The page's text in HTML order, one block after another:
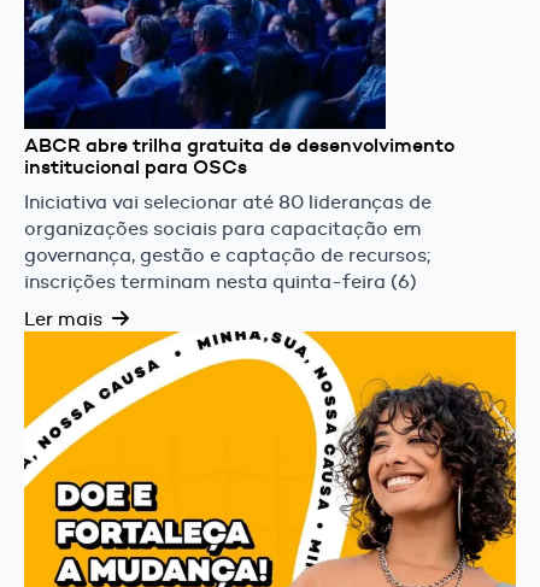
ABCR abre trilha gratuita de desenvolvimento
institucional para OSCs
Iniciativa vai selecionar até 80 lideranças de
organizações sociais para capacitação em
governança, gestão e captação de recursos;
inscrições terminam nesta quinta-feira (6)
Ler mais